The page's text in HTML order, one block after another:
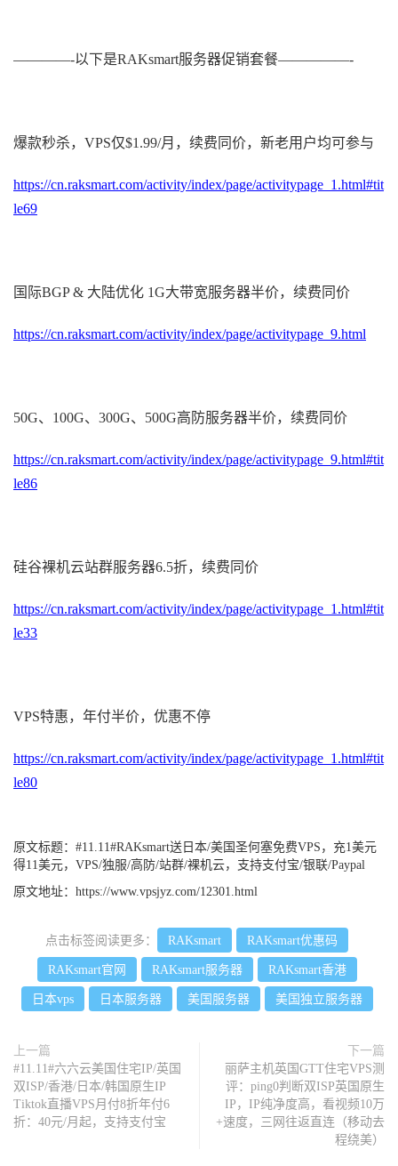
————-以下是RAKsmart服务器促销套餐—————-
爆款秒杀，VPS仅$1.99/月，续费同价，新老用户均可参与
https://cn.raksmart.com/activity/index/page/activitypage_1.html#tit
le69
国际BGP & 大陆优化 1G大带宽服务器半价，续费同价
https://cn.raksmart.com/activity/index/page/activitypage_9.html
50G、100G、300G、500G高防服务器半价，续费同价
https://cn.raksmart.com/activity/index/page/activitypage_9.html#tit
le86
硅谷裸机云站群服务器6.5折，续费同价
https://cn.raksmart.com/activity/index/page/activitypage_1.html#tit
le33
VPS特惠，年付半价，优惠不停
https://cn.raksmart.com/activity/index/page/activitypage_1.html#tit
le80
原文标题： #11.11#RAKsmart送日本/美国圣何塞免费VPS，充1美元
得11美元，VPS/独服/高防/站群/裸机云，支持支付宝/银联/Paypal
原文地址： https://www.vpsjyz.com/12301.html
点击标签阅读更多： RAKsmart RAKsmart优惠码
RAKsmart官网 RAKsmart服务器 RAKsmart香港
日本vps 日本服务器 美国服务器 美国独立服务器
上一篇
#11.11#六六云美国住宅IP/英国
双ISP/香港/日本/韩国原生IP
Tiktok直播VPS月付8折年付6
折：40元/月起，支持支付宝
下一篇
丽萨主机英国GTT住宅VPS测
评：ping0判断双ISP英国原生
IP，IP纯净度高，看视频10万
+速度，三网往返直连（移动去
程绕美）